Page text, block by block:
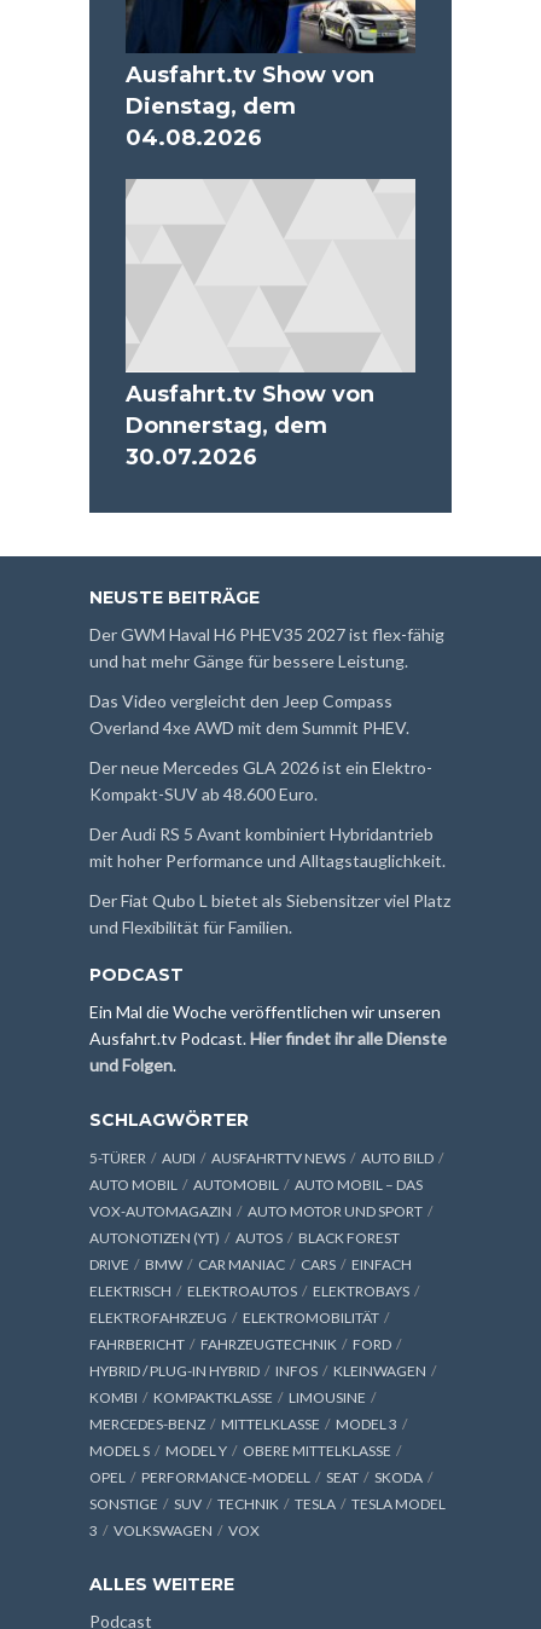
Ausfahrt.tv Show von
Dienstag, dem
04.08.2026
Ausfahrt.tv Show von
Donnerstag, dem
30.07.2026
NEUSTE BEITRÄGE
Der GWM Haval H6 PHEV35 2027 ist flex-fähig
und hat mehr Gänge für bessere Leistung.
Das Video vergleicht den Jeep Compass
Overland 4xe AWD mit dem Summit PHEV.
Der neue Mercedes GLA 2026 ist ein Elektro-
Kompakt-SUV ab 48.600 Euro.
Der Audi RS 5 Avant kombiniert Hybridantrieb
mit hoher Performance und Alltagstauglichkeit.
Der Fiat Qubo L bietet als Siebensitzer viel Platz
und Flexibilität für Familien.
PODCAST
Ein Mal die Woche veröffentlichen wir unseren
Ausfahrt.tv Podcast.Hier findet ihr alle Dienste
und Folgen.
SCHLAGWÖRTER
5-TÜRER AUDI AUSFAHRTTV NEWS
AUTO BILD
AUTO MOBIL
AUTOMOBIL
AUTO MOBIL – DAS
VOX-AUTOMAGAZIN
AUTO MOTOR UND SPORT
AUTONOTIZEN (YT)
AUTOS
BLACK FOREST
DRIVE
BMW CAR MANIAC CARS
EINFACH
ELEKTRISCH
ELEKTROAUTOS
ELEKTROBAYS
ELEKTROFAHRZEUG
ELEKTROMOBILITÄT
FAHRBERICHT
FAHRZEUGTECHNIK
FORD
HYBRID / PLUG-IN HYBRID
INFOS
KLEINWAGEN
KOMBI
KOMPAKTKLASSE
LIMOUSINE
MERCEDES-BENZ
MITTELKLASSE
MODEL 3
MODEL S
MODEL Y
OBERE MITTELKLASSE
OPEL
PERFORMANCE-MODELL SEAT
SKODA
SONSTIGE
SUV TECHNIK TESLA
TESLA MODEL
3
VOLKSWAGEN VOX
ALLES WEITERE
Podcast